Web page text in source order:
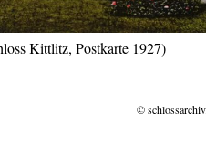
Kittlitz, Postkarte 1927)
©